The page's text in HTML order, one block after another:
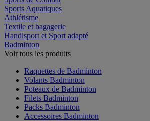
Sports Aquatiques
Athlétisme
Textile et bagagerie
Handisport et Sport adapté
Badminton
Voir tous les produits
Raquettes de Badminton
Volants Badminton
Poteaux de Badminton
Filets Badminton
Packs Badminton
Accessoires Badminton